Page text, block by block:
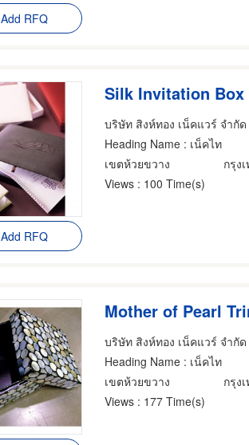
Add RFQ
Add RFQ
Silk Invitation Box
บริษัท สิงห์ทอง เน็คแวร์ จำกัด
Heading Name : เน็คไท
เขตห้วยขวาง
กรุง
Views : 100 Time(s)
Mother of Pearl
บริษัท สิงห์ทอง เน็คแวร์ จำกัด
Heading Name : เน็คไท
เขตห้วยขวาง
กรุง
Views : 177 Time(s)